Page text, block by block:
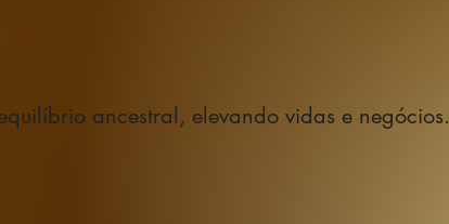
ancestral, elevando vidas e negócios.